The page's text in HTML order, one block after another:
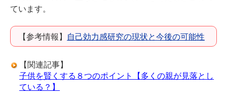
ています。
【参考情報】 自己効力感研究の現状と今後の可能性
【関連記事】
子供を賢くする８つのポイント【多くの親が見落とし
ている？】